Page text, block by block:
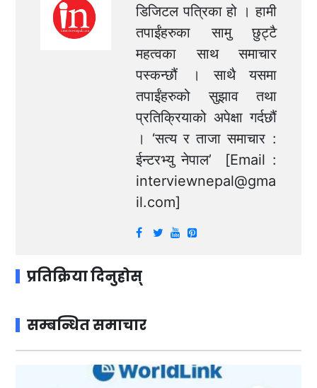
डिजिटल पत्रिका हो । हामी
तपाईंहरुका सामु छुट्टै
महत्वका साथ समाचार
पस्कन्छौं । साथै यसमा
तपाईंहरुको सुझाव तथा
प्रतिक्रियाको अपेक्षा गर्दछौं
। ‘सत्य र ताजा समाचार :
ईन्टरभ्यु नेपाल’ [Email :
interviewnepal@gma
il.com]
प्रतिक्रिया दिनुहोस्
सम्बन्धित समाचार